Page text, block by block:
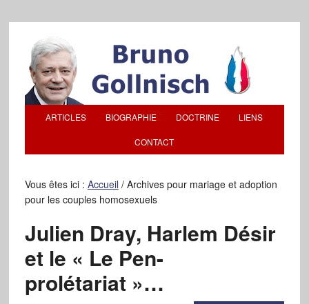
ARTICLES BIOGRAPHIE DOCTRINE LIENS
CONTACT
Vous êtes ici : Accueil /Archives pour mariage et adoption
pour les couples homosexuels
Julien Dray, Harlem Désir
et le « Le Pen-
prolétariat »…